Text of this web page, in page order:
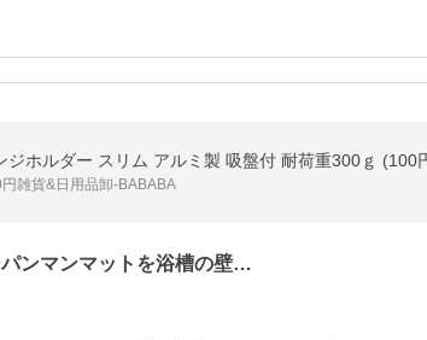
ジホルダー スリム アルミ製 吸盤付 耐荷重300ｇ
雑貨&日用品卸-BABABA
ンマンマットを浴槽の壁…